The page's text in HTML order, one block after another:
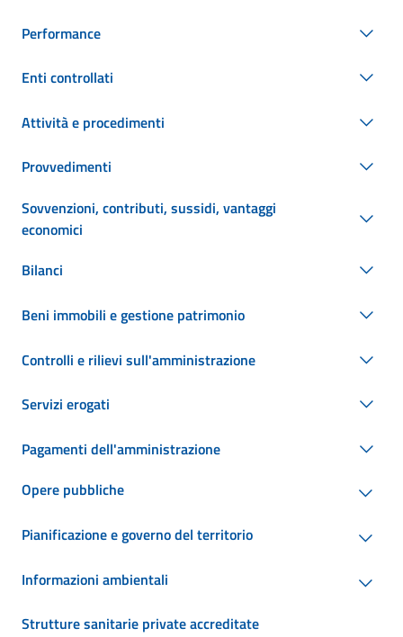
Performance
Enti controllati
Attività e procedimenti
Provvedimenti
Sovvenzioni, contributi, sussidi, vantaggi
economici
Bilanci
Beni immobili e gestione patrimonio
Controlli e rilievi sull'amministrazione
Servizi erogati
Pagamenti dell'amministrazione
Opere pubbliche
Pianificazione e governo del territorio
Informazioni ambientali
Strutture sanitarie private accreditate